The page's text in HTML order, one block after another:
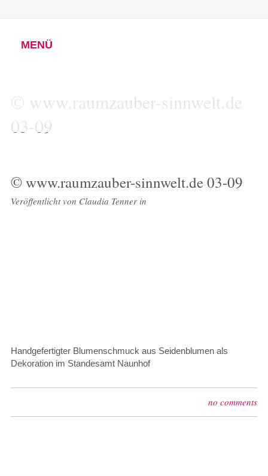
MENÜ
© www.raumzauber-sinnwelt.de
03-09
© www.raumzauber-sinnwelt.de 03-09
Veröffentlicht von Claudia Tennerin
Handgefertigter Blumenschmuck aus Seidenblumen als
Dekoration im Standesamt Naunhof
no comments